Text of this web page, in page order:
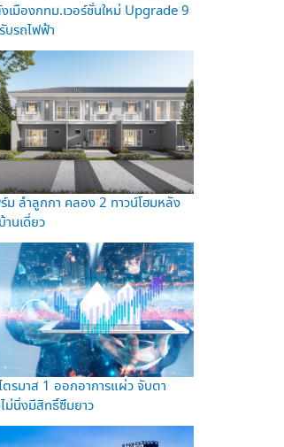
งเมืองกทม.เวอร์ชั่นใหม่ Upgrade 9
บรถไฟฟ้า
ม ลำลูกกา คลอง 2 ทาวน์โฮมหลัง
นเดี่ยว
ตรมาส 1 ออกอาการแผ่ว จับตา
ม่นิ่งมีสิทธิ์ซึมยาว